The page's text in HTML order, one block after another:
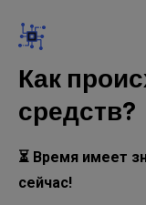
Как
средств?
⏳ Время имеет
сейчас!